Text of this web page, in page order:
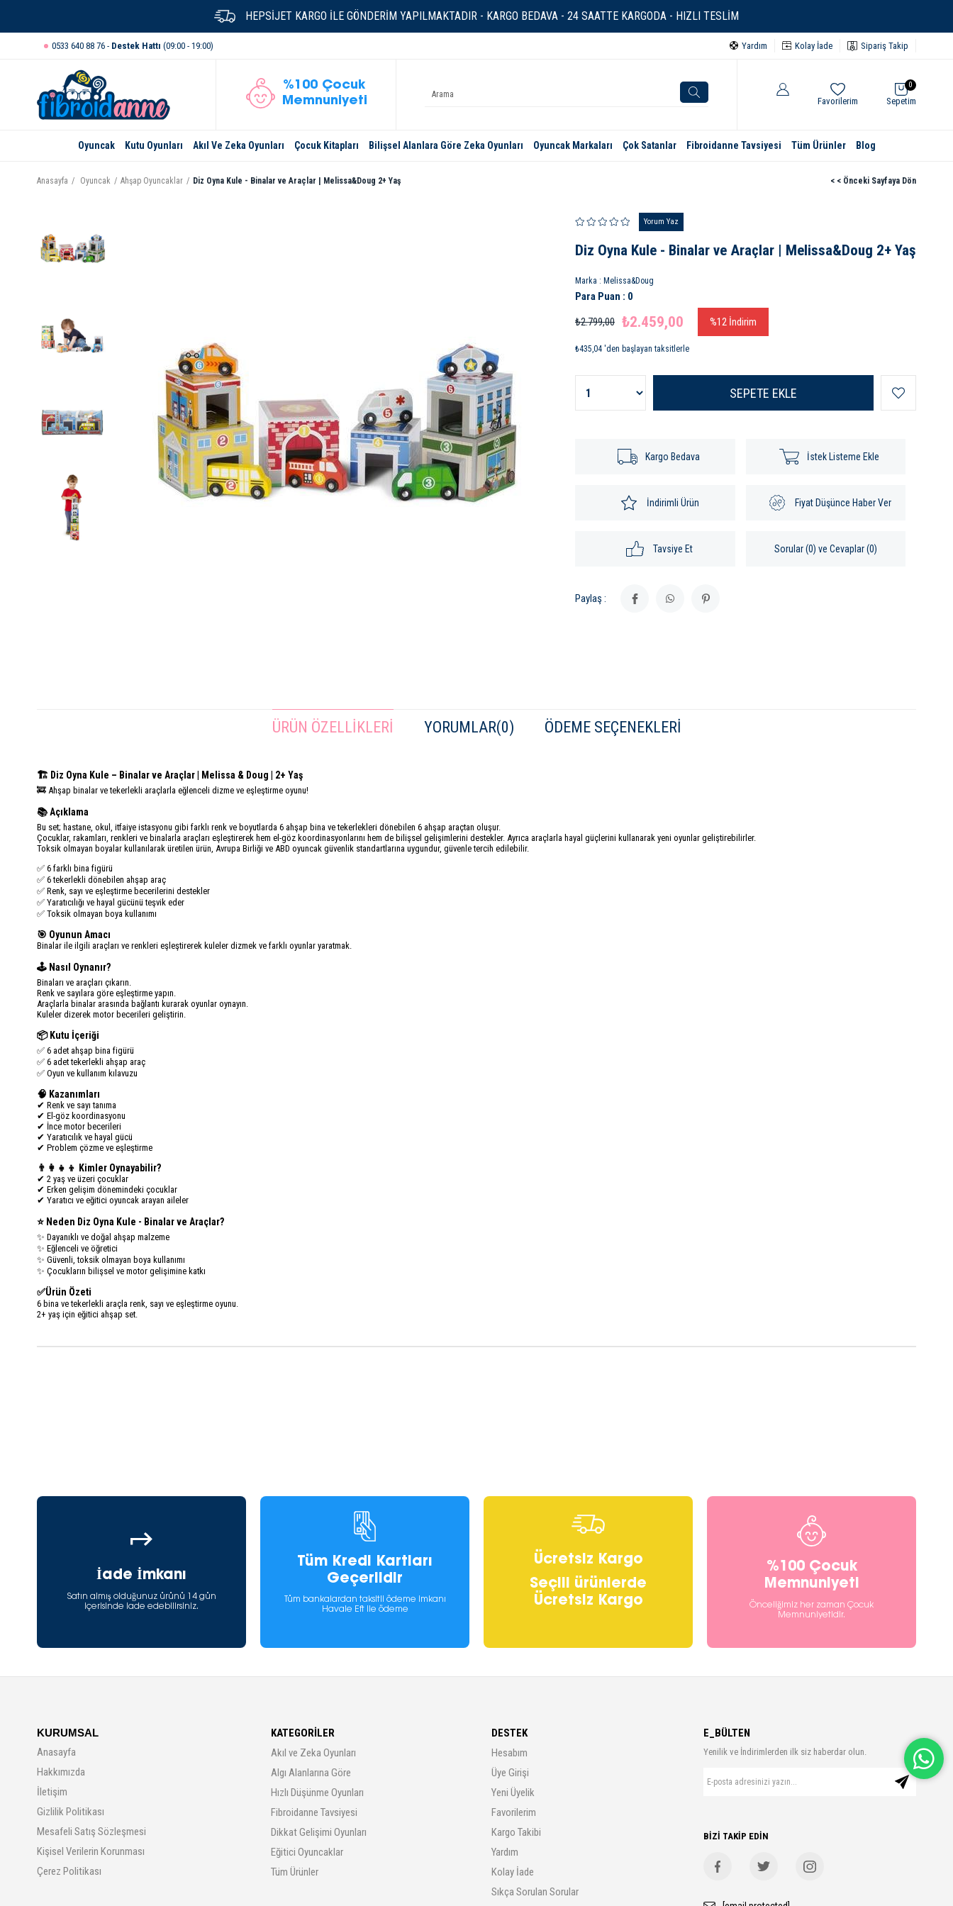
HEPSİJET KARGO İLE GÖNDERİM YAPILMAKTADIR - KARGO BEDAVA - 24 SAATTE KARGODA - HIZLI TESLİM
0533 640 88 76 - Destek Hattı (09:00 - 19:00) Yardım Kolay İade Sipariş Takip
%100 Çocuk
Memnuniyeti
Sepetim
0
Favorilerim
Oyuncak Kutu Oyunları Akıl Ve Zeka Oyunları Çocuk Kitapları Bilişsel Alanlara Göre Zeka Oyunları Oyuncak Markaları Çok Satanlar Fibroidanne Tavsiyesi Tüm Ürünler Blog
Anasayfa Oyuncak Ahşap Oyuncaklar Diz Oyna Kule - Binalar ve Araçlar | Melissa&Doug 2+ Yaş < < Önceki Sayfaya Dön
Yorum Yaz
Diz Oyna Kule - Binalar ve Araçlar | Melissa&Doug 2+ Yaş
Marka : Melissa&Doug
Para Puan : 0
₺2.799,00 ₺2.459,00 %12 İndirim
₺435,04 'den başlayan taksitlerle
Kargo Bedava İstek Listeme Ekle
İndirimli Ürün Fiyat Düşünce Haber Ver
Tavsiye Et Sorular (0) ve Cevaplar (0)
Paylaş :
ÜRÜN ÖZELLIKLERI YORUMLAR(0) ÖDEME SEÇENEKLERI
🏗️ Diz Oyna Kule – Binalar ve Araçlar | Melissa & Doug | 2+ Yaş
🚒 Ahşap binalar ve tekerlekli araçlarla eğlenceli dizme ve eşleştirme oyunu!
📚 Açıklama
Bu set; hastane, okul, itfaiye istasyonu gibi farklı renk ve boyutlarda 6 ahşap bina ve tekerlekleri dönebilen 6 ahşap araçtan oluşur.
Çocuklar, rakamları, renkleri ve binalarla araçları eşleştirerek hem el-göz koordinasyonlarını hem de bilişsel gelişimlerini destekler. Ayrıca araçlarla hayal güçlerini kullanarak yeni oyunlar geliştirebilirler.
Toksik olmayan boyalar kullanılarak üretilen ürün, Avrupa Birliği ve ABD oyuncak güvenlik standartlarına uygundur, güvenle tercih edilebilir.
✅ 6 farklı bina figürü
✅ 6 tekerlekli dönebilen ahşap araç
✅ Renk, sayı ve eşleştirme becerilerini destekler
✅ Yaratıcılığı ve hayal gücünü teşvik eder
✅ Toksik olmayan boya kullanımı
🎯 Oyunun Amacı
Binalar ile ilgili araçları ve renkleri eşleştirerek kuleler dizmek ve farklı oyunlar yaratmak.
🕹️ Nasıl Oynanır?
Binaları ve araçları çıkarın.
Renk ve sayılara göre eşleştirme yapın.
Araçlarla binalar arasında bağlantı kurarak oyunlar oynayın.
Kuleler dizerek motor becerileri geliştirin.
📦 Kutu İçeriği
✅ 6 adet ahşap bina figürü
✅ 6 adet tekerlekli ahşap araç
✅ Oyun ve kullanım kılavuzu
🧠 Kazanımları
✔ Renk ve sayı tanıma
✔ El-göz koordinasyonu
✔ İnce motor becerileri
✔ Yaratıcılık ve hayal gücü
✔ Problem çözme ve eşleştirme
👨‍👩‍👧‍👦 Kimler Oynayabilir?
✔ 2 yaş ve üzeri çocuklar
✔ Erken gelişim dönemindeki çocuklar
✔ Yaratıcı ve eğitici oyuncak arayan aileler
⭐ Neden Diz Oyna Kule - Binalar ve Araçlar?
✨ Dayanıklı ve doğal ahşap malzeme
✨ Eğlenceli ve öğretici
✨ Güvenli, toksik olmayan boya kullanımı
✨ Çocukların bilişsel ve motor gelişimine katkı
✅Ürün Özeti
6 bina ve tekerlekli araçla renk, sayı ve eşleştirme oyunu.
2+ yaş için eğitici ahşap set.
İade İmkanı
Satın almış olduğunuz ürünü 14 gün
içerisinde iade edebilirsiniz.
Tüm Kredi Kartları
Geçerlidir
Tüm bankalardan taksitli ödeme imkanı
Havale Eft ile ödeme
Ücretsiz Kargo
Seçili ürünlerde
Ücretsiz Kargo
%100 Çocuk
Memnuniyeti
Önceliğimiz her zaman Çocuk
Memnuniyetidir.
KURUMSAL
Anasayfa
Hakkımızda
İletişim
Gizlilik Politikası
Mesafeli Satış Sözleşmesi
Kişisel Verilerin Korunması
Çerez Politikası
KATEGORİLER
Akıl ve Zeka Oyunları
Algı Alanlarına Göre
Hızlı Düşünme Oyunları
Fibroidanne Tavsiyesi
Dikkat Gelişimi Oyunları
Eğitici Oyuncaklar
Tüm Ürünler
DESTEK
Hesabım
Üye Girişi
Yeni Üyelik
Favorilerim
Kargo Takibi
Yardım
Kolay İade
Sıkça Sorulan Sorular
E_BÜLTEN
Yenilik ve İndirimlerden ilk siz haberdar olun.
BİZİ TAKİP EDİN